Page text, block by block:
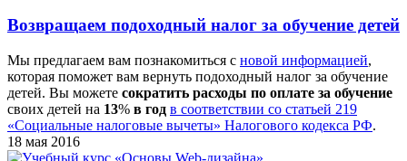
Возвращаем подоходный налог за обучение детей
Мы предлагаем вам познакомиться с новой информацией,
которая поможет вам вернуть подоходный налог за обучение
детей. Вы можете сократить расходы по оплате за обучение
своих детей на 13% в год в соответствии со статьей 219
«Социальные налоговые вычеты» Налогового кодекса РФ.
18 мая 2016